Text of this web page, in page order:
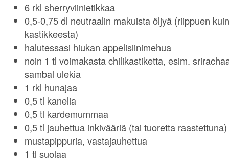
6 rkl sherryviinietikkaa
0,5-0,75 dl neutraalin makuista öljyä (riippuen
kastikkeesta)
halutessasi hiukan appelisiinimehua
noin 1 tl voimakasta chilikastiketta, esim.
sambal ulekia
1 rkl hunajaa
0,5 tl kanelia
0,5 tl kardemummaa
0,5 tl jauhettua inkivääriä (tai tuoretta raastettuna)
mustapippuria, vastajauhettua
1 tl suolaa